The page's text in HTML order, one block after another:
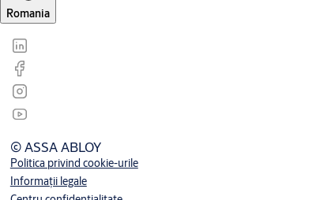
Romania
© ASSA ABLOY
Politica privind cookie-urile
Informații legale